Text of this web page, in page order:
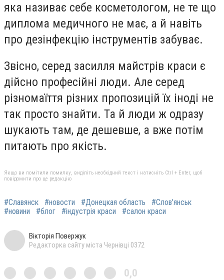
яка називає себе косметологом, не те що
диплома медичного не має, а й навіть
про дезінфекцію інструментів забуває.
Звісно, серед засилля майстрів краси є
дійсно професійні люди. Але серед
різномаїття різних пропозицій їх іноді не
так просто знайти. Та й люди ж одразу
шукають там, де дешевше, а вже потім
питають про якість.
Якщо ви помітили помилку, виділіть необхідний текст і натисніть Ctrl + Enter, щоб
повідомити про це редакцію
#Славянск #новости #Донецкая область
#Слов'янськ
#новини
#блог #індустрія краси #салон краси
Вікторія Повержук
Редакторка сайту міста Чернівці 0372
0,0